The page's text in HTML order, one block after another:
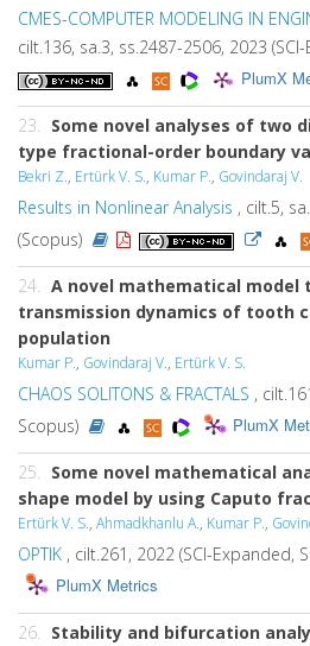
CMES-COMPUTER MODELING IN
cilt.136, sa.3, ss.2487-2506, 2023
PlumX
23. Some novel analyses of two
type fractional-order boundary
Bekri Z., Ertürk V. S., Kumar P., Govindaraj V.
Results in Nonlinear Analysis , cilt.5,
(Scopus)
24. A novel mathematical model
transmission dynamics of tooth
population
Kumar P., Govindaraj V., Ertürk V. S.
CHAOS SOLITONS & FRACTALS ,
Scopus)
PlumX
25. Some novel mathematical
shape model by using Caputo
Ertürk V. S., Ahmadkhanlu A., Kumar P.,
OPTIK , cilt.261, 2022 (SCI-Expanded,
PlumX Metrics
26. Stability and bifurcation